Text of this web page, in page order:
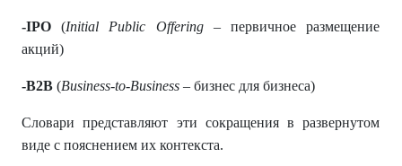
-IPO (Initial Public Offering– первичное размещение
акций)
-B2B (Business-to-Business – бизнес для бизнеса)
Словари представляют эти сокращения в развернутом
виде с пояснением их контекста.